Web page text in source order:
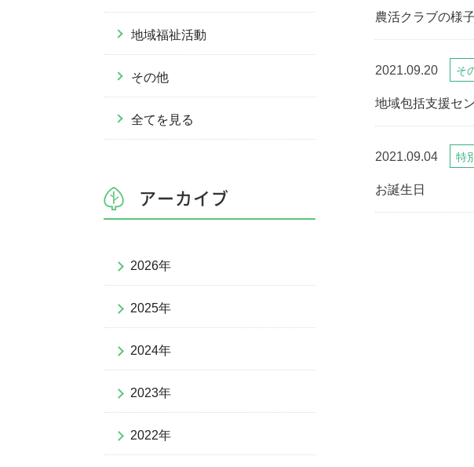
農活クラブの様子
2021.09.20 そ
地域包括支援セ
2021.09.04 特
お誕生日
地域福祉活動
その他
全てを見る
アーカイブ
2026年
2025年
2024年
2023年
2022年